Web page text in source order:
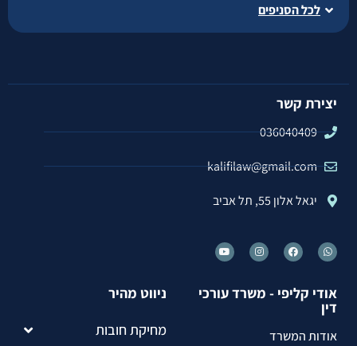
לכל הסניפים
יצירת קשר
036040409
kalifilaw@gmail.com
יגאל אלון 55, תל אביב
אודי קליפי - משרד עורכי
דין
אודות המשרד
ניווט מהיר
מחיקת חובות